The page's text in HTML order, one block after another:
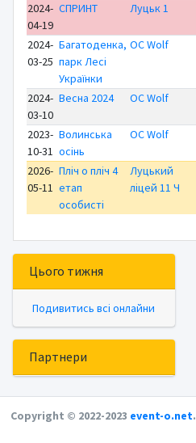
2024-
04-19
СПРИНТ Луцьк 1
2024-
03-25
Багатоденка,
парк Лесі
Українки
OC Wolf
2024-
03-10
Весна 2024 OC Wolf
2023-
10-31
Волинська
осінь
OC Wolf
2026-
05-11
Пліч о пліч 4
етап
особисті
Луцький
ліцей 11 Ч
Цього тижня
Подивитись всі онлайни
Партнери
Copyright © 2022-2023 event-o.net.